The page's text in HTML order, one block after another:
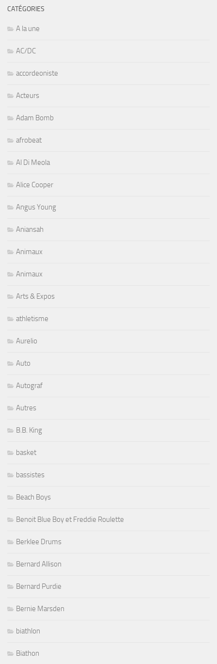
CATÉGORIES
A la une
AC/DC
accordeoniste
Acteurs
Adam Bomb
afrobeat
Al Di Meola
Alice Cooper
Angus Young
Aniansah
Animaux
Animaux
Arts & Expos
athletisme
Aurelio
Auto
Autograf
Autres
B.B. King
basket
bassistes
Beach Boys
Benoit Blue Boy et Freddie Roulette
Berklee Drums
Bernard Allison
Bernard Purdie
Bernie Marsden
biathlon
Biathon